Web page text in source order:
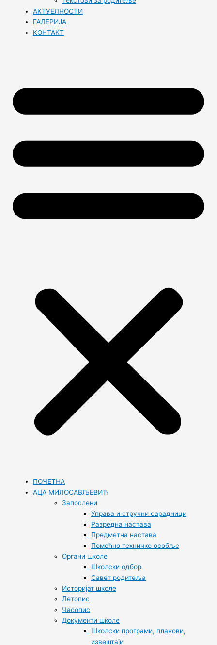
АКТУЕЛНОСТИ
ГАЛЕРИЈА
КОНТАКТ
ПОЧЕТНА
АЦА МИЛОСАВЉЕВИЋ
Запослени
Управа и стручни сарадници
Разредна настава
Предметна настава
Помоћно техничко особље
Органи школе
Школски одбор
Савет родитеља
Историјат школе
Летопис
Часопис
Документи школе
Школски програми, планови,
извештаји